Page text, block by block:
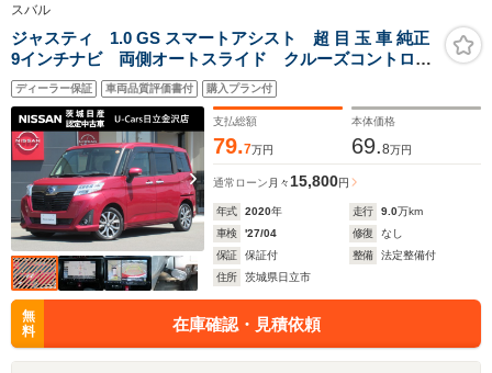
スバル
ジャスティ 1.0 GS スマートアシスト 超 目 玉 車 純正
9インチナビ 両側オートスライド クルーズコントロー
ル 360度カメラ シートヒーター ドラレコ LEDヘッ
ドライト ワンオーナー 1年保証付き
ディーラー保証 車両品質評価書付 購入プラン付
支払総額
79.7万円
本体価格
69.8万円
通常ローン 月々15,800円
年式 2020年 走行 9.0万km
車検
'27/04 修復
なし
保証
保証付 整備
法定整備付
住所
茨城県日立市
無
料
在庫確認・見積依頼